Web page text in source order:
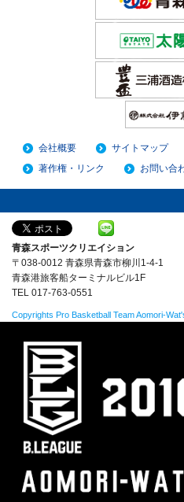
会社概要 サイトマップ
著作権・リンク
お問い合
青森スポーツクリエイション
〒038-0012 青森県青森市柳川1-4-1
青森港旅客船ターミナルビル1F
TEL 017-763-0551
Copyrights Pro Basketball TeamAomori-